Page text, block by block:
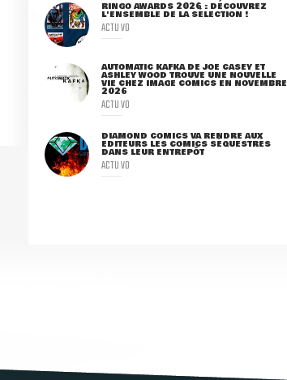
RINGO AWARDS 2026 : DÉCOUVREZ
L'ENSEMBLE DE LA SÉLECTION !
ACTU VO
AUTOMATIC KAFKA DE JOE CASEY ET
ASHLEY WOOD TROUVE UNE NOUVELLE
VIE CHEZ IMAGE COMICS EN NOVEMBRE
2026
ACTU VO
DIAMOND COMICS VA RENDRE AUX
ÉDITEURS LES COMICS SÉQUESTRÉS
DANS LEUR ENTREPÔT
ACTU VO